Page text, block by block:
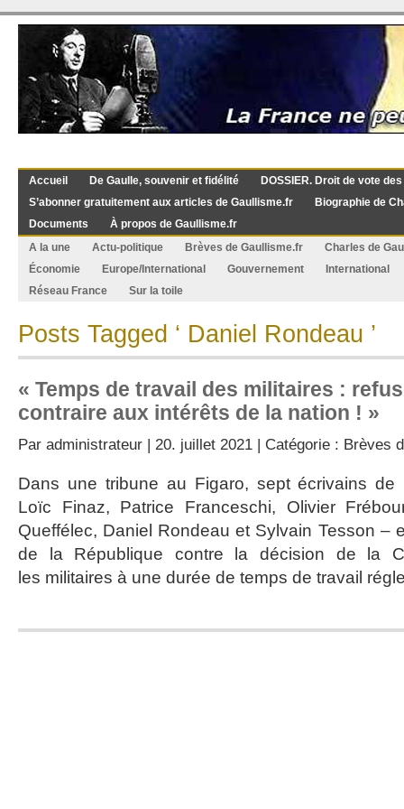
Accueil De Gaulle, souvenir et fidélité
DOSSIER. Droit de vote
S’abonner gratuitement aux articles de Gaullisme.fr
Biographie de
Documents
À propos de Gaullisme.fr
A la une
Actu-politique Brèves de Gaullisme.fr
Charles de
Économie
Europe/International Gouvernement
International
Réseau France
Sur la toile
Posts Tagged ‘ Daniel Rondeau ’
« Temps de travail des militaires :
contraire aux intérêts de la nation ! »
Par administrateur | 20. juillet 2021 | Catégorie : Brèves
Dans une tribune au Figaro, sept écrivains de
Loïc Finaz, Patrice Franceschi, Olivier
Queffélec, Daniel Rondeau et Sylvain Tesson –
de la République contre la décision de la
les militaires à une durée de temps de travail